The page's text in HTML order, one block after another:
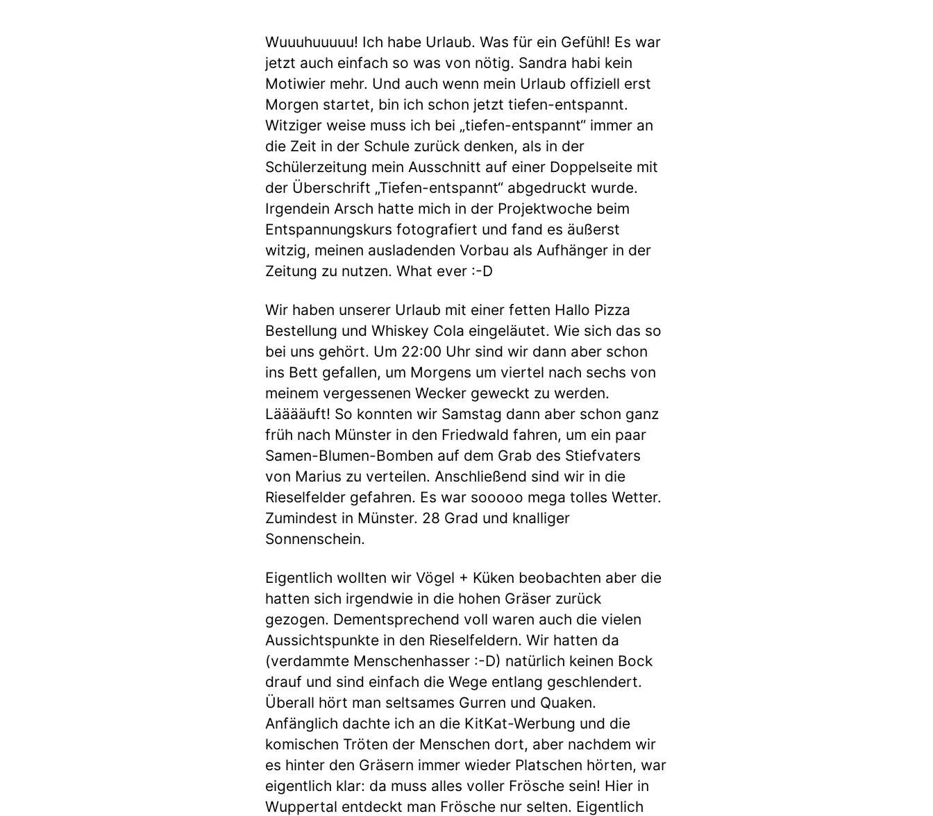
Wuuuhuuuuu! Ich habe Urlaub. Was für ein Gefühl! Es war
jetzt auch einfach so was von nötig. Sandra habi kein
Motiwier mehr. Und auch wenn mein Urlaub offiziell erst
Morgen startet, bin ich schon jetzt tiefen-entspannt.
Witziger weise muss ich bei „tiefen-entspannt“ immer an
die Zeit in der Schule zurück denken, als in der
Schülerzeitung mein Ausschnitt auf einer Doppelseite mit
der Überschrift „Tiefen-entspannt“ abgedruckt wurde.
Irgendein Arsch hatte mich in der Projektwoche beim
Entspannungskurs fotografiert und fand es äußerst
witzig, meinen ausladenden Vorbau als Aufhänger in der
Zeitung zu nutzen. What ever :-D
Wir haben unserer Urlaub mit einer fetten Hallo Pizza
Bestellung und Whiskey Cola eingeläutet. Wie sich das so
bei uns gehört. Um 22:00 Uhr sind wir dann aber schon
ins Bett gefallen, um Morgens um viertel nach sechs von
meinem vergessenen Wecker geweckt zu werden.
Lääääuft! So konnten wir Samstag dann aber schon ganz
früh nach Münster in den Friedwald fahren, um ein paar
Samen-Blumen-Bomben auf dem Grab des Stiefvaters
von Marius zu verteilen. Anschließend sind wir in die
Rieselfelder gefahren. Es war sooooo mega tolles Wetter.
Zumindest in Münster. 28 Grad und knalliger
Sonnenschein.
Eigentlich wollten wir Vögel + Küken beobachten aber die
hatten sich irgendwie in die hohen Gräser zurück
gezogen. Dementsprechend voll waren auch die vielen
Aussichtspunkte in den Rieselfeldern. Wir hatten da
(verdammte Menschenhasser :-D) natürlich keinen Bock
drauf und sind einfach die Wege entlang geschlendert.
Überall hört man seltsames Gurren und Quaken.
Anfänglich dachte ich an die KitKat-Werbung und die
komischen Tröten der Menschen dort, aber nachdem wir
es hinter den Gräsern immer wieder Platschen hörten, war
eigentlich klar: da muss alles voller Frösche sein! Hier in
Wuppertal entdeckt man Frösche nur selten. Eigentlich